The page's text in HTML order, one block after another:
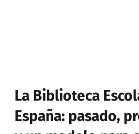
La Biblioteca
España: pasado,